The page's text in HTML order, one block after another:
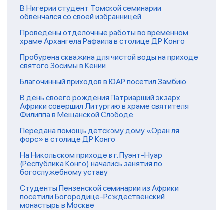
В Нигерии студент Томской семинарии
обвенчался со своей избранницей
Проведены отделочные работы во временном
храме Архангела Рафаила в столице ДР Конго
Пробурена скважина для чистой воды на приходе
святого Зосимы в Кении
Благочинный приходов в ЮАР посетил Замбию
В день своего рождения Патриарший экзарх
Африки совершил Литургию в храме святителя
Филиппа в Мещанской Слободе
Передана помощь детскому дому «Оран ля
форс» в столице ДР Конго
На Никольском приходе в г. Пуэнт-Нуар
(Республика Конго) начались занятия по
богослужебному уставу
Студенты Пензенской семинарии из Африки
посетили Богородице-Рождественский
монастырь в Москве